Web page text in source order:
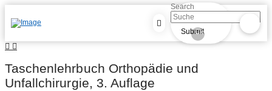
Search
Submit
Clear
Taschenlehrbuch Orthopädie und
Unfallchirurgie, 3. Auflage